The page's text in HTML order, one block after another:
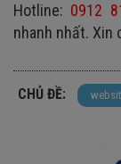
Hotline: 0912
nhanh nhất. Xin
CHỦ ĐỀ: